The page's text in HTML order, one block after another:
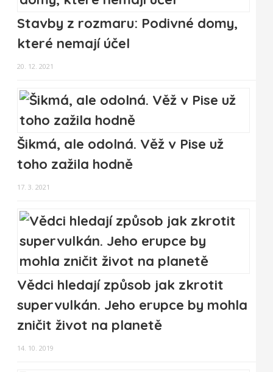
Stavby z rozmaru: Podivné domy,
které nemají účel
20. 12. 2021
Šikmá, ale odolná. Věž v Pise už
toho zažila hodně
17. 3. 2021
Vědci hledají způsob jak zkrotit
supervulkán. Jeho erupce by mohla
zničit život na planetě
14. 10. 2019